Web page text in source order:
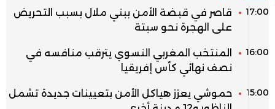
17:00
قاصر في قبضة الأمن ببني ملال بسبب التحريض
على الهجرة نحو سبتة
16:00
المنتخب المغربي النسوي يترقب منافسه في
نصف نهائي كأس إفريقيا
15:00
حموشي يعزز هياكل الأمن بتعيينات جديدة تشمل